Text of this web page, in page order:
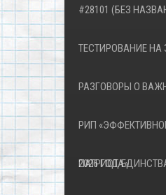
#28101 (БЕЗ
ТЕСТИРОВАНИЕ
РАЗГОВОРЫ О
РИП
ПАТРИОТА»
2026 ГОД